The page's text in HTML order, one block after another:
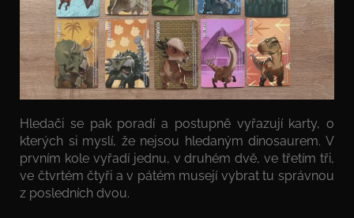
Hledači se pak poradí a postupně vyřazují karty, o
kterých si myslí, že nejsou hledaným dinosaurem. V
prvním kole vyřadí jednu, v druhém dvě, ve třetím tři,
ve čtvrtém čtyři a v pátém musejí vybrat tu správnou
z posledních dvou.